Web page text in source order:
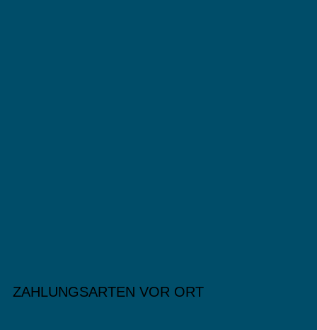
ZAHLUNGSARTEN VOR ORT